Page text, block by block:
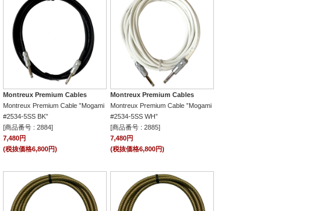
Montreux Premium Cables
Montreux Premium Cable ”Mogami
#2534-5SS BK”
[商品番号 : 2884]
7,480円
(税抜価格6,800円)
Montreux Premium Cables
Montreux Premium Cable ”Mogami
#2534-5SS WH”
[商品番号 : 2885]
7,480円
(税抜価格6,800円)